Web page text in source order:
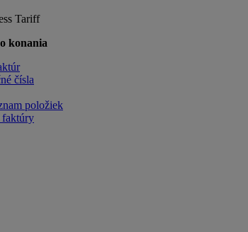
Tariff
konania
čísla
položiek
faktúry